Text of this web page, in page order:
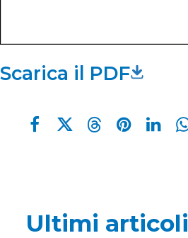
Scarica il PDF
Ultimi articoli